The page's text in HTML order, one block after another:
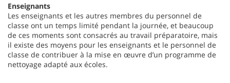
Enseignants
Les enseignants et les autres membres du personnel de
classe ont un temps limité pendant la journée, et beaucoup
de ces moments sont consacrés au travail préparatoire, mais
il existe des moyens pour les enseignants et le personnel de
classe de contribuer à la mise en œuvre d’un programme de
nettoyage adapté aux écoles.